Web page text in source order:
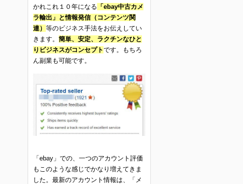
かれこれ１０年になる 「ebay中古カメ
ラ輸出」と情報発信（コンテンツ関
連） 等のビジネス手法をお伝えしてい
きます。 簡単、安定、ラクチンなひと
りビジネスがコンセプトです。もちろ
ん副業も可能です。
「ebay」での、一つのアカウント評価
もこのような感じでかなり増えてきま
した。最新のアカウント情報は、「メ